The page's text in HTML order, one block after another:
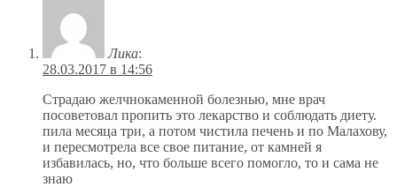
Лика:
28.03.2017 в 14:56
Страдаю желчнокаменной болезнью, мне врач
посоветовал пропить это лекарство и соблюдать диету.
пила месяца три, а потом чистила печень и по Малахову,
и пересмотрела все свое питание, от камней я
избавилась, но, что больше всего помогло, то и сама не
знаю